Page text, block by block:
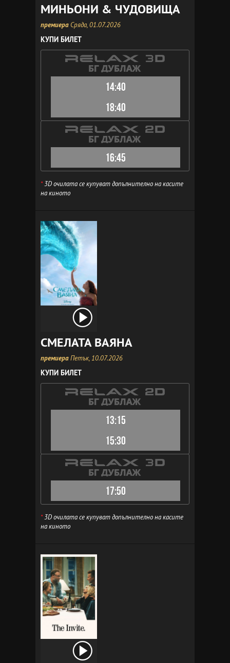
МИНЬОНИ & ЧУДОВИЩА
премиера Сряда, 01.07.2026
КУПИ БИЛЕТ
14:40
18:40
16:45
*3D очилата се купуват допълнително на касите
на киното
СМЕЛАТА ВАЯНА
премиераПетък, 10.07.2026
КУПИ БИЛЕТ
13:15
15:30
17:50
*3D очилата се купуват допълнително на касите
на киното